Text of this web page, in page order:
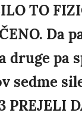
TO
Da
druge pa
sedme
PREJELI